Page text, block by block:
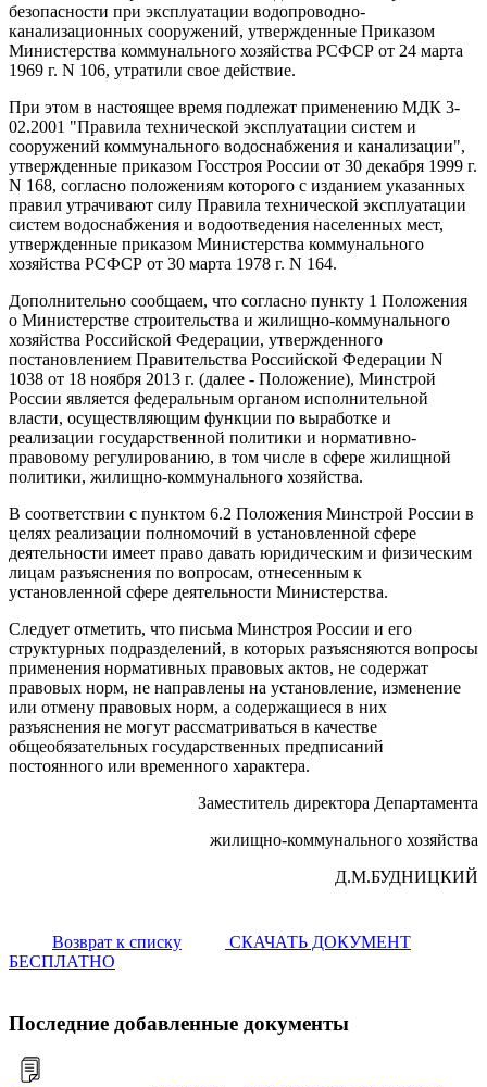
безопасности при эксплуатации водопроводно-
канализационных сооружений, утвержденные Приказом
Министерства коммунального хозяйства РСФСР от 24 марта
1969 г. N 106, утратили свое действие.
При этом в настоящее время подлежат применению МДК 3-
02.2001 "Правила технической эксплуатации систем и
сооружений коммунального водоснабжения и канализации",
утвержденные приказом Госстроя России от 30 декабря 1999 г.
N 168, согласно положениям которого с изданием указанных
правил утрачивают силу Правила технической эксплуатации
систем водоснабжения и водоотведения населенных мест,
утвержденные приказом Министерства коммунального
хозяйства РСФСР от 30 марта 1978 г. N 164.
Дополнительно сообщаем, что согласно пункту 1 Положения
о Министерстве строительства и жилищно-коммунального
хозяйства Российской Федерации, утвержденного
постановлением Правительства Российской Федерации N
1038 от 18 ноября 2013 г. (далее - Положение), Минстрой
России является федеральным органом исполнительной
власти, осуществляющим функции по выработке и
реализации государственной политики и нормативно-
правовому регулированию, в том числе в сфере жилищной
политики, жилищно-коммунального хозяйства.
В соответствии с пунктом 6.2 Положения Минстрой России в
целях реализации полномочий в установленной сфере
деятельности имеет право давать юридическим и физическим
лицам разъяснения по вопросам, отнесенным к
установленной сфере деятельности Министерства.
Следует отметить, что письма Минстроя России и его
структурных подразделений, в которых разъясняются вопросы
применения нормативных правовых актов, не содержат
правовых норм, не направлены на установление, изменение
или отмену правовых норм, а содержащиеся в них
разъяснения не могут рассматриваться в качестве
общеобязательных государственных предписаний
постоянного или временного характера.
Заместитель директора Департамента
жилищно-коммунального хозяйства
Д.М.БУДНИЦКИЙ
Возврат к списку
СКАЧАТЬ ДОКУМЕНТ
БЕСПЛАТНО
Последние добавленные документы